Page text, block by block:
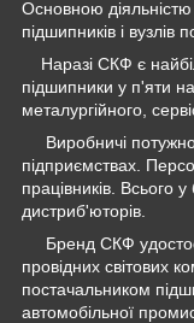
Основною діяльністю
підшипників і вузлів
Наразі СКФ є
підшипники у п'яти
металургійного,
Виробничі
підприємствах.
працівників. Всього
дистриб'юторів.
Бренд СКФ
провідних світових
постачальником
автомобільної